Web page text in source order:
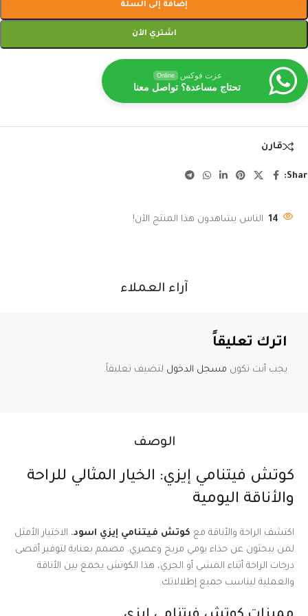
إضافة إلى السلة
اشتري الآن
عزت فوكس Online
تحتاج مساعدة؟ تواصل معنا
قارن
14 الناس يشاهدون هذا المنتج الآن!
الوصف
كوتش فيتنامي إيزي: الخيار المثالي للراحة
والأناقة اليومية
اكتشف الراحة والأناقة مع كوتش فيتنامي إيزي اسود، الاختيار الأمثل
لمن يبحثون عن حذاء يومي مريح وعصري. مصمم بعناية لتوفير أقصى
درجات الراحة أثناء المشي أو الجري، هذا الكوتش يجمع بين الأناقة
والعملية ليناسب جميع إطلالاتك.
آراء العملاء
اترك تعليقاً
يجب أنت تكون مسجل الدخول لتضيف تعليقاً.